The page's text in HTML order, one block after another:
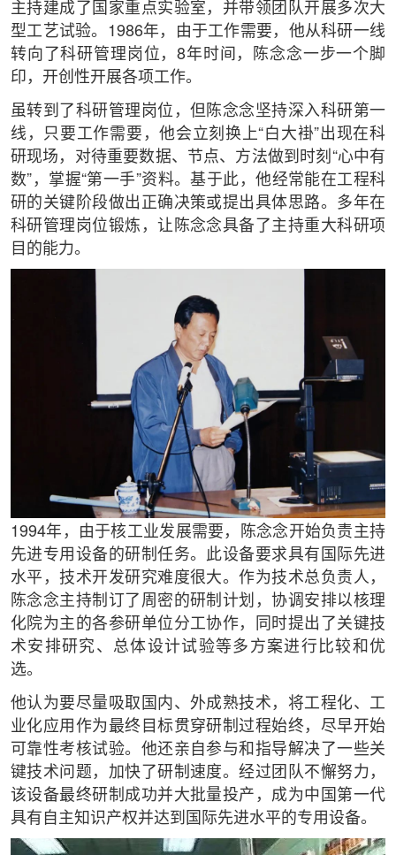
主持建成了国家重点实验室，并带领团队开展多次大
型工艺试验。1986年，由于工作需要，他从科研一线
转向了科研管理岗位，8年时间，陈念念一步一个脚
印，开创性开展各项工作。
虽转到了科研管理岗位，但陈念念坚持深入科研第一
线，只要工作需要，他会立刻换上“白大褂”出现在科
研现场，对待重要数据、节点、方法做到时刻“心中有
数”，掌握“第一手”资料。基于此，他经常能在工程科
研的关键阶段做出正确决策或提出具体思路。多年在
科研管理岗位锻炼，让陈念念具备了主持重大科研项
目的能力。
1994年，由于核工业发展需要，陈念念开始负责主持
先进专用设备的研制任务。此设备要求具有国际先进
水平，技术开发研究难度很大。作为技术总负责人，
陈念念主持制订了周密的研制计划，协调安排以核理
化院为主的各参研单位分工协作，同时提出了关键技
术安排研究、总体设计试验等多方案进行比较和优
选。
他认为要尽量吸取国内、外成熟技术，将工程化、工
业化应用作为最终目标贯穿研制过程始终，尽早开始
可靠性考核试验。他还亲自参与和指导解决了一些关
键技术问题，加快了研制速度。经过团队不懈努力，
该设备最终研制成功并大批量投产，成为中国第一代
具有自主知识产权并达到国际先进水平的专用设备。